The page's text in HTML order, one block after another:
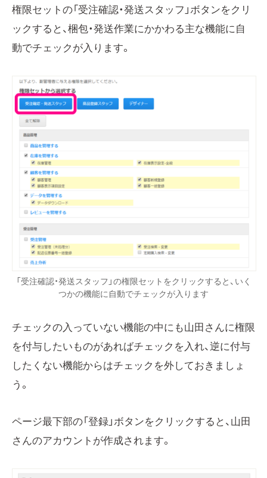
権限セットの「受注確認・発送スタッフ」ボタンをクリ
ックすると、梱包・発送作業にかかわる主な機能に自
動でチェックが入ります。
「受注確認・発送スタッフ」の権限セットをクリックすると、いく
つかの機能に自動でチェックが入ります
チェックの入っていない機能の中にも山田さんに権限
を付与したいものがあればチェックを入れ、逆に付与
したくない機能からはチェックを外しておきましょ
う。
ページ最下部の「登録」ボタンをクリックすると、山田
さんのアカウントが作成されます。